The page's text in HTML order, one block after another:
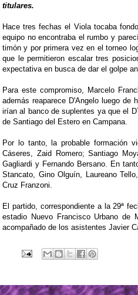
titulares.
Hace tres fechas el Viola tocaba
equipo no encontraba el rumbo y
timón y por primera vez en el torneo
que le permitieron escalar tres
expectativa en busca de dar el golpe
Para este compromiso, Marcelo
además reaparece D'Angelo luego de
irían al banco de suplentes ya que el
de Santiago del Estero en Campana.
Por lo tanto, la probable formación
Cáseres, Zaid Romero; Santiago
Gagliardi y Fernando Bersano. En
Stancato, Gino Olguín, Laureano
Cruz Franzoni.
El partido, correspondiente a la 29ª
estadio Nuevo Francisco Urbano de
acompañado de los asistentes Javier